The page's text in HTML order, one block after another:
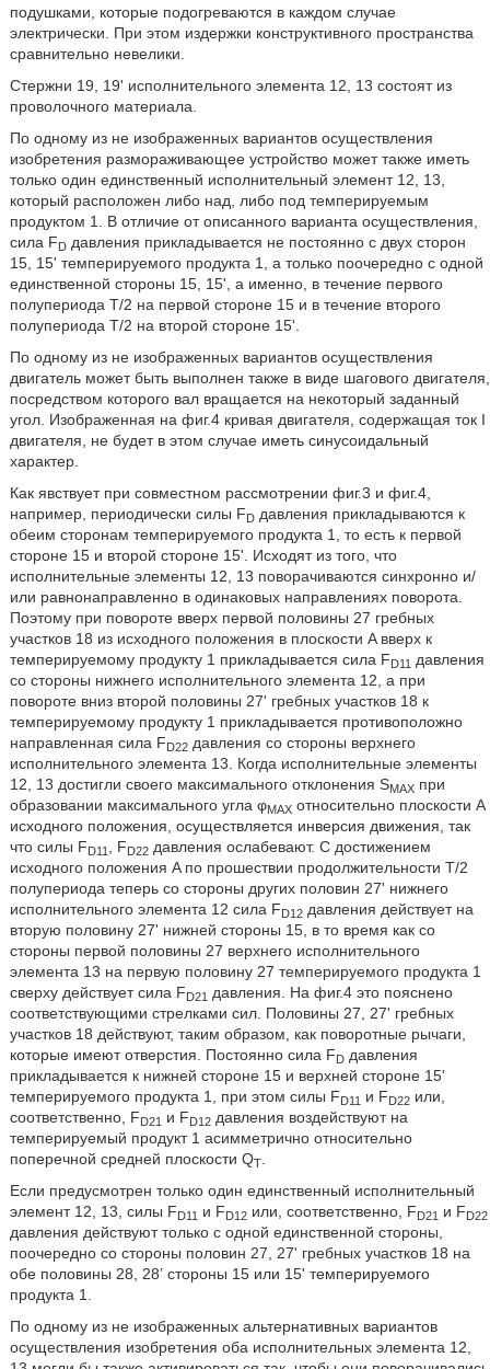
подушками, которые подогреваются в каждом случае
электрически. При этом издержки конструктивного пространства
сравнительно невелики.
Стержни 19, 19' исполнительного элемента 12, 13 состоят из
проволочного материала.
По одному из не изображенных вариантов осуществления
изобретения размораживающее устройство может также иметь
только один единственный исполнительный элемент 12, 13,
который расположен либо над, либо под темперируемым
продуктом 1. В отличие от описанного варианта осуществления,
сила FDдавления прикладывается не постоянно с двух сторон
15, 15' темперируемого продукта 1, а только поочередно с одной
единственной стороны 15, 15', а именно, в течение первого
полупериода T/2 на первой стороне 15 и в течение второго
полупериода T/2 на второй стороне 15'.
По одному из не изображенных вариантов осуществления
двигатель может быть выполнен также в виде шагового двигателя,
посредством которого вал вращается на некоторый заданный
угол. Изображенная на фиг.4 кривая двигателя, содержащая ток I
двигателя, не будет в этом случае иметь синусоидальный
характер.
Как явствует при совместном рассмотрении фиг.3 и фиг.4,
например, периодически силы FDдавления прикладываются к
обеим сторонам темперируемого продукта 1, то есть к первой
стороне 15 и второй стороне 15'. Исходят из того, что
исполнительные элементы 12, 13 поворачиваются синхронно и/
или равнонаправленно в одинаковых направлениях поворота.
Поэтому при повороте вверх первой половины 27 гребных
участков 18 из исходного положения в плоскости A вверх к
темперируемому продукту 1 прикладывается сила FD11 давления
со стороны нижнего исполнительного элемента 12, а при
повороте вниз второй половины 27' гребных участков 18 к
темперируемому продукту 1 прикладывается противоположно
направленная сила FD22давления со стороны верхнего
исполнительного элемента 13. Когда исполнительные элементы
12, 13 достигли своего максимального отклонения SMAXпри
образовании максимального угла φMAXотносительно плоскости A
исходного положения, осуществляется инверсия движения, так
что силы FD11 , FD22давления ослабевают. С достижением
исходного положения A по прошествии продолжительности T/2
полупериода теперь со стороны других половин 27' нижнего
исполнительного элемента 12 сила FD12давления действует на
вторую половину 27' нижней стороны 15, в то время как со
стороны первой половины 27 верхнего исполнительного
элемента 13 на первую половину 27 темперируемого продукта 1
сверху действует сила FD21 давления. На фиг.4 это пояснено
соответствующими стрелками сил. Половины 27, 27' гребных
участков 18 действуют, таким образом, как поворотные рычаги,
которые имеют отверстия. Постоянно сила FDдавления
прикладывается к нижней стороне 15 и верхней стороне 15'
темперируемого продукта 1, при этом силы FD11 и FD22или,
соответственно, FD21 и FD12давления воздействуют на
темперируемый продукт 1 асимметрично относительно
поперечной средней плоскости QT.
Если предусмотрен только один единственный исполнительный
элемент 12, 13, силы FD11 и FD12или, соответственно, FD21 и FD22
давления действуют только с одной единственной стороны,
поочередно со стороны половин 27, 27' гребных участков 18 на
обе половины 28, 28ʽ стороны 15 или 15' темперируемого
продукта 1.
По одному из не изображенных альтернативных вариантов
осуществления изобретения оба исполнительных элемента 12,